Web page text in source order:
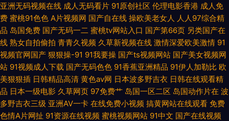
91人妻人人操人人 福利AV网站 久操视频在线观看 青青草人与兽资源站 先锋
资源亚洲无码 91传媒免费网站 91视频入口福利姬 大香蕉综合色网 九1网页
成人 欧美综合在线123 先锋AV资源网 91传媒蜜桃传媒 91手机在线视频观看
伪娘色情 91私拍 成人午夜福利视频网 日韩成人黄色免费av 亚洲自蔚 91黄色
亚洲无码视频在线 成人无码看片 91原创社区 伦理电影香港 成人免
费 蜜桃91色色 A片视频网 国产自在线 操欧美老女人 人人97综合精
品 岛国免费 国产无码一二 蜜桃tv网站入口 国产第66页 另类国产在
线 熟女自拍偷拍 青青久视频 久草新视频在线 激情深爱欧美激情 91
视频官网国产 狠狠操-91 91我要操 国产ts视频网站 国产美女视频网
站 91视频成人下载 国产无码色色 91香蕉亚洲精品 91伊人加勒比 欧
美狠狠插 日韩精品高清 黄色av网 日本波多野吉衣 日韩在线观看精
品 日本一级电影 久草网页 97免费艹 岛国一区二区 岛国动作片在 波
多野吉衣三级 亚洲AV一卡 在线免费小视频 搞黄网站在线观看 免费
色情A片网扯 91资源在线视频 蜜桃视频网站 91中文 国产在线视频